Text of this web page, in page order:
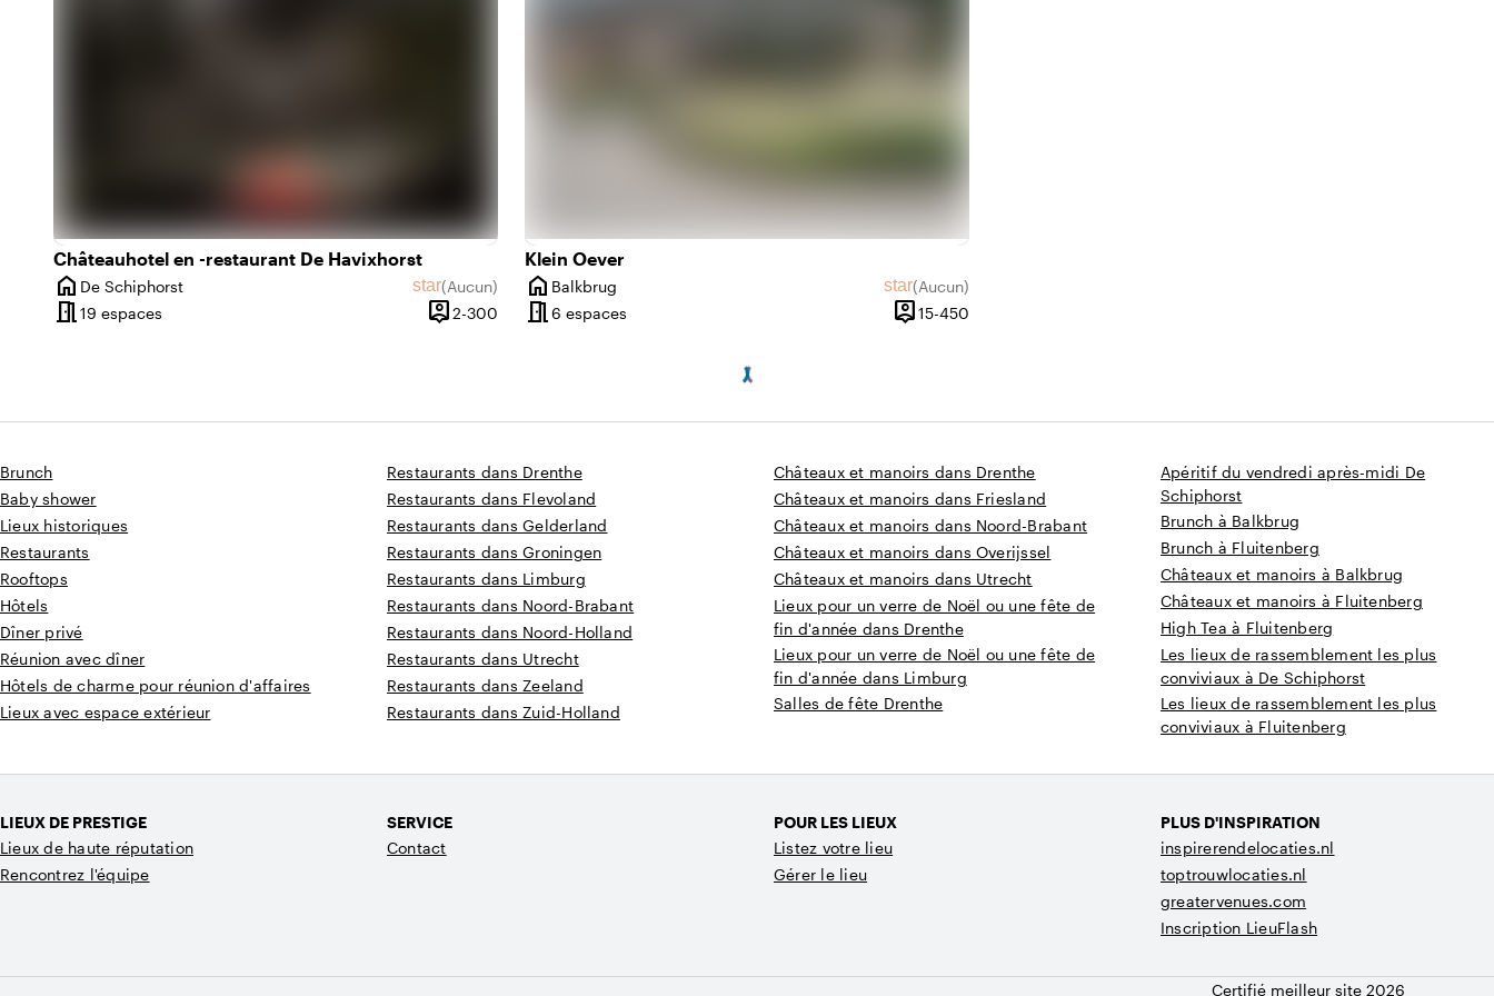
Châteauhotel en -restaurant De Havixhorst
home
Ville
De Schiphorst star(Aucun)
Aucun avis
meeting_room19 espaces person_pin
Capacité
2-300 De 2 à 300 personnes
Klein Oever
home
Ville
Balkbrug star(Aucun)
Aucun avis
meeting_room6 espaces person_pin
Capacité
15-450
Brunch
Baby shower
Lieux historiques
Restaurants
Rooftops
Hôtels
Dîner privé
Réunion avec dîner
Hôtels de charme pour réunion d'affaires
Lieux avec espace extérieur
Restaurants dans Drenthe
Restaurants dans Flevoland
Restaurants dans Gelderland
Restaurants dans Groningen
Restaurants dans Limburg
Restaurants dans Noord-Brabant
Restaurants dans Noord-Holland
Restaurants dans Utrecht
Restaurants dans Zeeland
Restaurants dans Zuid-Holland
Châteaux et manoirs dans Drenthe
Châteaux et manoirs dans Friesland
Châteaux et manoirs dans Noord-Brabant
Châteaux et manoirs dans Overijssel
Châteaux et manoirs dans Utrecht
Lieux pour un verre de Noël ou une fête de
fin d'année dans Drenthe
Lieux pour un verre de Noël ou une fête de
fin d'année dans Limburg
Salles de fête Drenthe
Apéritif du vendredi après-midi De
Schiphorst
Brunch à Balkbrug
Brunch à Fluitenberg
Châteaux et manoirs à Balkbrug
Châteaux et manoirs à Fluitenberg
High Tea à Fluitenberg
Les lieux de rassemblement les plus
conviviaux à De Schiphorst
Les lieux de rassemblement les plus
conviviaux à Fluitenberg
LIEUX DE PRESTIGE
Lieux de haute réputation
Rencontrez l'équipe
SERVICE
Contact
POUR LES LIEUX
Listez votre lieu
Gérer le lieu
PLUS D'INSPIRATION
inspirerendelocaties.nl
toptrouwlocaties.nl
greatervenues.com
Inscription LieuFlash
Certifié meilleur site 2026